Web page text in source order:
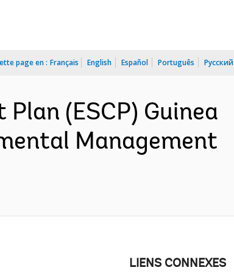
page en : Français English Español Português Русский
(ESCP) Guinea
Management
LIENS CONNEXES